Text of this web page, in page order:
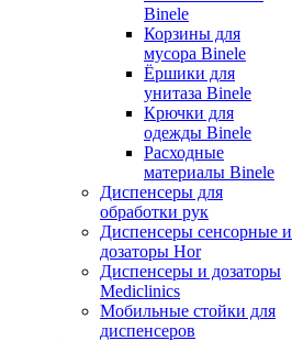
Binele
Корзины для
мусора Binele
Ёршики для
унитаза Binele
Крючки для
одежды Binele
Расходные
материалы Binele
Диспенсеры для
обработки рук
Диспенсеры сенсорные и
дозаторы Hor
Диспенсеры и дозаторы
Mediclinics
Мобильные стойки для
диспенсеров